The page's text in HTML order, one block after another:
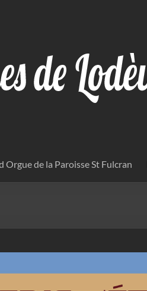
Orgue de la Paroisse St Fulcran